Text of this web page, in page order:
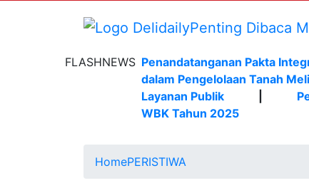
FLASHNEWS Penandatanganan Pakta
dalam Pengelolaan Tanah
Layanan Publik
WBK Tahun 2025
HomePERISTIWA